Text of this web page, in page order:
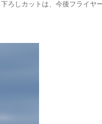
ろしカットは、今後フライヤ